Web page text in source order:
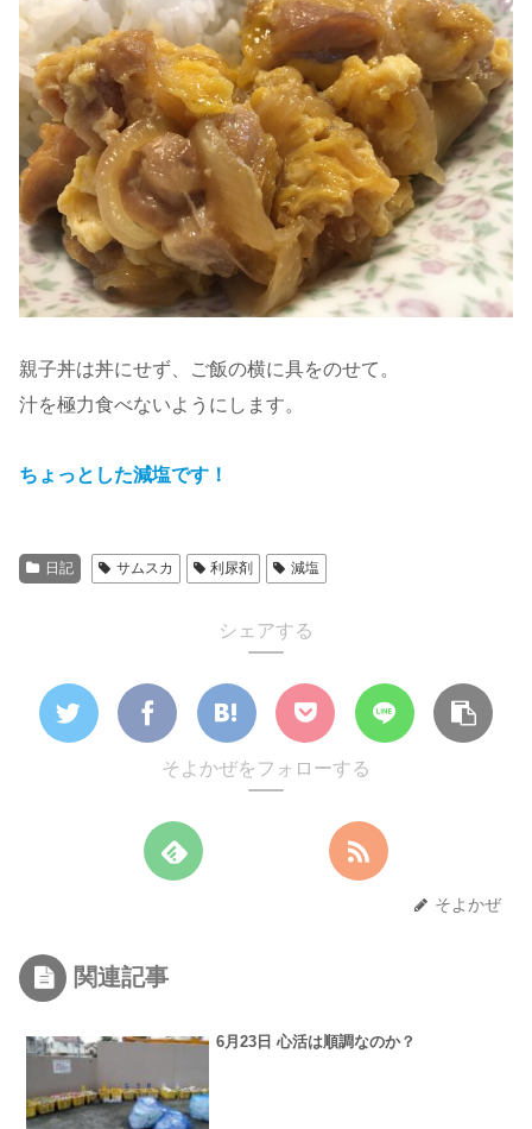
親子丼は丼にせず、ご飯の横に具をのせて。
汁を極力食べないようにします。
ちょっとした減塩です！
日記 サムスカ 利尿剤 減塩
シェアする
そよかぜをフォローする
そよかぜ
関連記事
6月23日 心活は順調なのか？